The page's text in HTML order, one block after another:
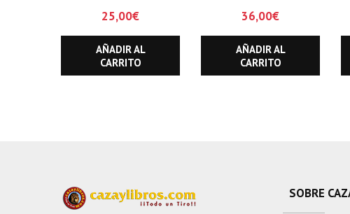
25,00€
AÑADIR AL
CARRITO
anécdotas de
Antonio Chico.
Guarda Mayor
36,00€
AÑADIR AL
CARRITO
SOBRE